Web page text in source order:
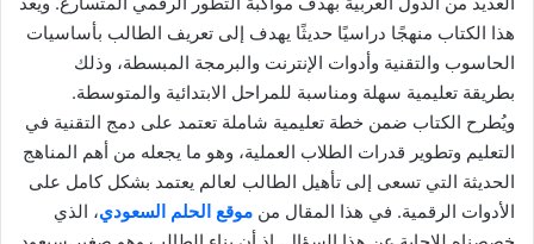
هذا الكتاب منهجًا دراسيًا حديثًا يهدف إلى تعريف الطالب بأساسيات
الحاسوب والتقنية وأدوات الإنترنت والبرمجة المبسطة، وذلك
بطريقة تعليمية سهلة ومناسبة للمراحل الابتدائية والمتوسطة.
ويُطرح الكتاب ضمن خطة تعليمية شاملة تعتمد على دمج التقنية في
التعليم وتطوير قدرات الطلاب العملية، وهو ما يجعله من أهم المناهج
الحديثة التي تسعى إلى تأهيل الطالب لعالم يعتمد بشكل كامل على
الأدوات الرقمية. في هذا المقال من موقع الحلم السعودي، الذي